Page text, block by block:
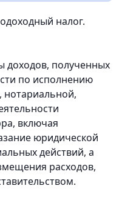
налог.
доходов, полученных
по исполнению
нотариальной,
включая
юридической
действий, а
расходов,